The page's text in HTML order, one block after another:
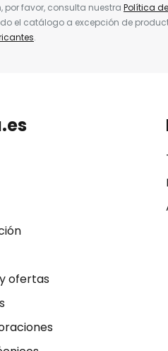
por favor, consulta nuestra Política
el catálogo a excepción de
.
ofertas